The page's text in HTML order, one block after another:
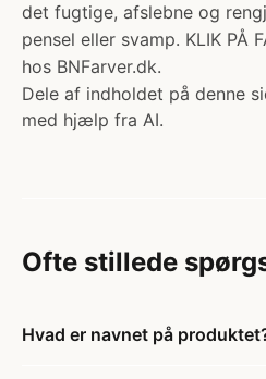
det fugtige, afslebne og
pensel eller svamp. KLIK PÅ
hos BNFarver.dk.
Dele af indholdet på denne
med hjælp fra AI.
Ofte stillede
Hvad er navnet på